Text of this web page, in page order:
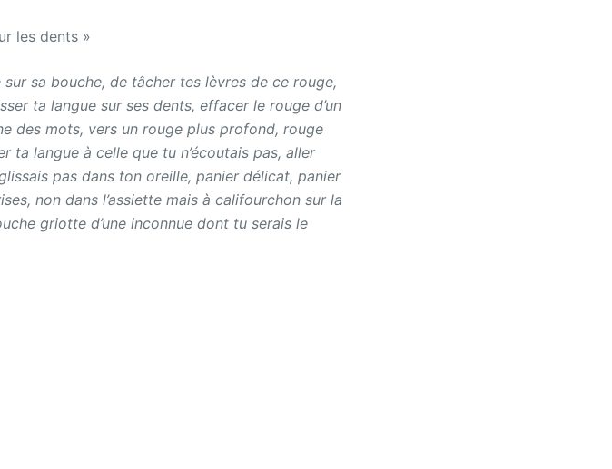
les dents »
sa bouche, de tâcher tes lèvres de ce rouge,
ta langue sur ses dents, effacer le rouge d’un
des mots, vers un rouge plus profond, rouge
ta langue à celle que tu n’écoutais pas, aller
pas dans ton oreille, panier délicat, panier
non dans l’assiette mais à califourchon sur la
griotte d’une inconnue dont tu serais le